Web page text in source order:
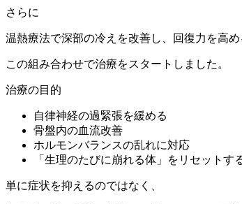
さらに
温熱療法で深部の冷えを改善し、回復力を高め
この組み合わせで治療をスタートしました。
治療の目的
自律神経の過緊張を緩める
骨盤内の血流改善
ホルモンバランスの乱れに対応
「生理のたびに崩れる体」をリセットす
単に症状を抑えるのではなく、